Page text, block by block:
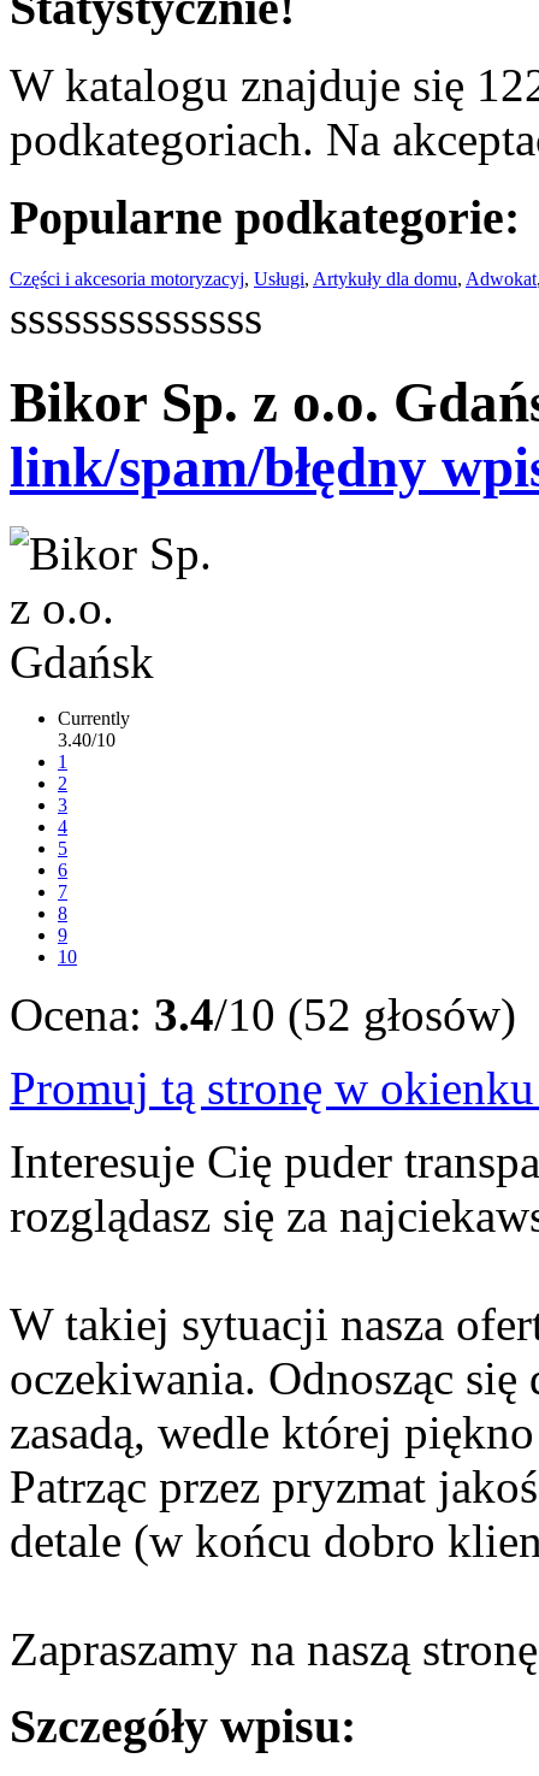
W katalogu znajduje się
podkategoriach. Na
Popularne podkategorie:
Części i akcesoria motoryzacyj, Usługi, Artykuły dla domu, Adwokat
ssssssssssssss
Bikor Sp. z o.o.
link/spam/błędny
Currently
3.40/10
1
2
3
4
5
6
7
8
9
10
Ocena: 3.4/10 (52 głosów)
Promuj tą stronę w
Interesuje Cię puder
rozglądasz się za
W takiej sytuacji nasza
oczekiwania. Odnosząc się
zasadą, wedle której
Patrząc przez pryzmat
detale (w końcu dobro
Zapraszamy na naszą
Szczegóły wpisu: